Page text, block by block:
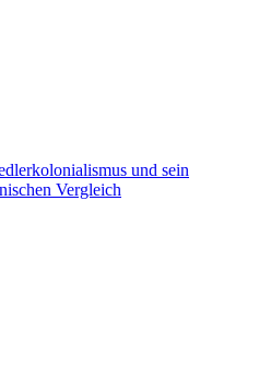
und sein
Vergleich